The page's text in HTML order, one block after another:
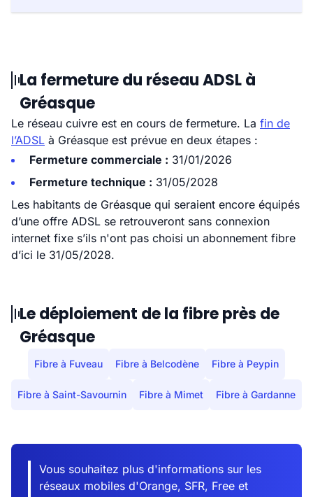
La fermeture du réseau ADSL à
Gréasque
Le réseau cuivre est en cours de fermeture. La fin de
l’ADSL à Gréasque est prévue en deux étapes :
Fermeture commerciale : 31/01/2026
Fermeture technique : 31/05/2028
Les habitants de Gréasque qui seraient encore équipés
d’une offre ADSL se retrouveront sans connexion
internet fixe s’ils n'ont pas choisi un abonnement fibre
d’ici le 31/05/2028.
Le déploiement de la fibre près de
Gréasque
Fibre à Fuveau Fibre à Belcodène Fibre à Peypin
Fibre à Saint-Savournin Fibre à Mimet Fibre à Gardanne
Vous souhaitez plus d'informations sur les
réseaux mobiles d'Orange, SFR, Free et